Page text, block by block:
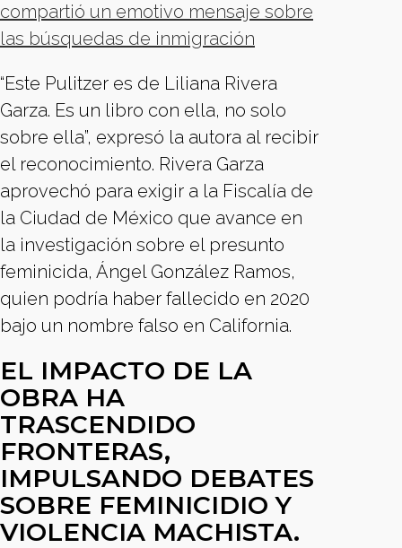
compartió un emotivo mensaje sobre
las búsquedas de inmigración
“Este Pulitzer es de Liliana Rivera
Garza. Es un libro con ella, no solo
sobre ella”, expresó la autora al recibir
el reconocimiento. Rivera Garza
aprovechó para exigir a la Fiscalía de
la Ciudad de México que avance en
la investigación sobre el presunto
feminicida, Ángel González Ramos,
quien podría haber fallecido en 2020
bajo un nombre falso en California.
EL IMPACTO DE LA
OBRA HA
TRASCENDIDO
FRONTERAS,
IMPULSANDO DEBATES
SOBRE FEMINICIDIO Y
VIOLENCIA MACHISTA.